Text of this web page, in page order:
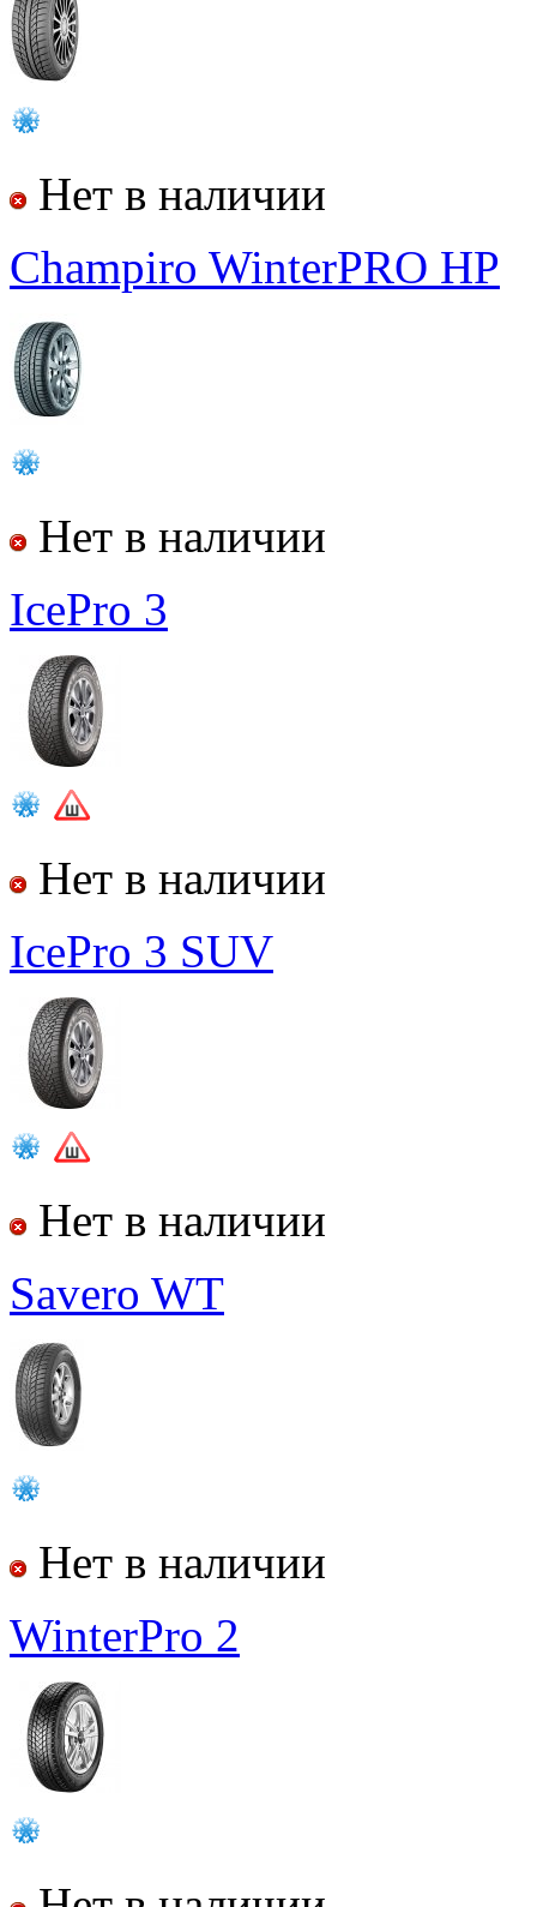
Нет в наличии
Champiro WinterPRO HP
Нет в наличии
IcePro 3
Нет в наличии
IcePro 3 SUV
Нет в наличии
Savero WT
Нет в наличии
WinterPro 2